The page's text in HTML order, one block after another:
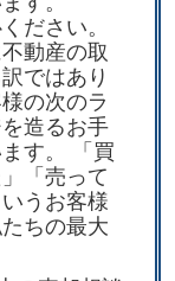
ださい。
動産の取
ではあり
の次のラ
造るお手
す。 「買
「売って
うお客様
ちの最大